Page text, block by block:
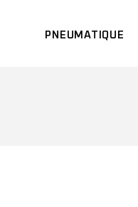
PNEUMATIQUE